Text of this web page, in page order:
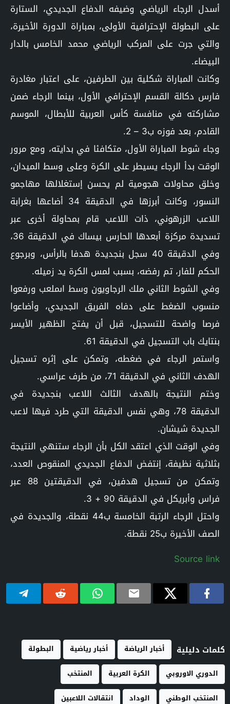
أسدل الرجاء الرياضي وضيفه الدفاع الجديدي، الستارة
على البطولة الإحترافية الأولى، بمباراة الدورة الأخيرة،
والتي جرت على المركب الرياضي محمد الخامس بالدار
البيضاء.
وكانت المباراة شكلية بين الطرفين، على اعتبار مغادرة
فارس دكالة القسم الإحترافي الأول، بينما الرجاء ضمن
مشاركته في منافسة كأس العربية للأبطال، الموسم
القادم، بعد فوزه ب3 – 2.
وجاء شوط المباراة الأول، متكافئا في بدايته، ومع مرور
الوقت بدأ الرجاء يسيطر على الكرة وعلى وسط الميدان،
وخلق محاولات هجومية لم يحسن إستغلالها مهاجمو
النسور، وكانت أبرزها في الدقيقة 34 أضاعها بغرابة
اللاعب الزرهوني، ذات اللاعب قام بمحاولة أخرى عبر
تسديدة مركزة أبعدها الحارس بيساك في الدقيقة 36،
وفي الدقيقة 40 سجل بنجديدة هدفا بالرأس، وبرجوع
الحكم للفار، تم رفضه، بسبب لمس الكرة يد زميله.
وفي الشوط الثاني ملك الرجاويون وسط اىملعب ورفعوا
منسوب الضغط على دفاه الفريق الجديدي، وأضاعوا
فرصا واضحة للتسجيل، قبل أن يفتح الظهير الأيسر
بنتايك باب التسجيل في الدقيقة 61.
واستمر الرجاء في ضغطه، وتمكن على إثره تسجيل
الهدف الثاني في الدقيقة 71، من طرف عراسي.
وختم النتيجة بالهدف الثالث اللاعب بنجديدة في
الدقيقة 78، وهي نفس الدقيقة التي طرد فيها لاعب
الجديدة شيشان.
وفي الوقت الذي اعتقد الكل بأن الرجاء ستنهي النتيجة
بثلاثية نظيفة، إنتفض الدفاع الجديدي المنقوص العدد،
وتمكن من تسجيل هدفين، في الدقيقتين 88 عبر
فراس وأبريكل في الدقيقة 90 + 3.
واحتل الرجاء الرتبة الخامسة ب44 نقطة، والجديدة في
الصف الأخيرة ب25 نقطة.
Source link
كلمات دليلية أخبار الرياضة أخبار رياضية
البطولة
الدوري الاوروبي
الكرة العربية
المنتخب
المنتخب الوطني
الوداد انتقالات اللاعبين